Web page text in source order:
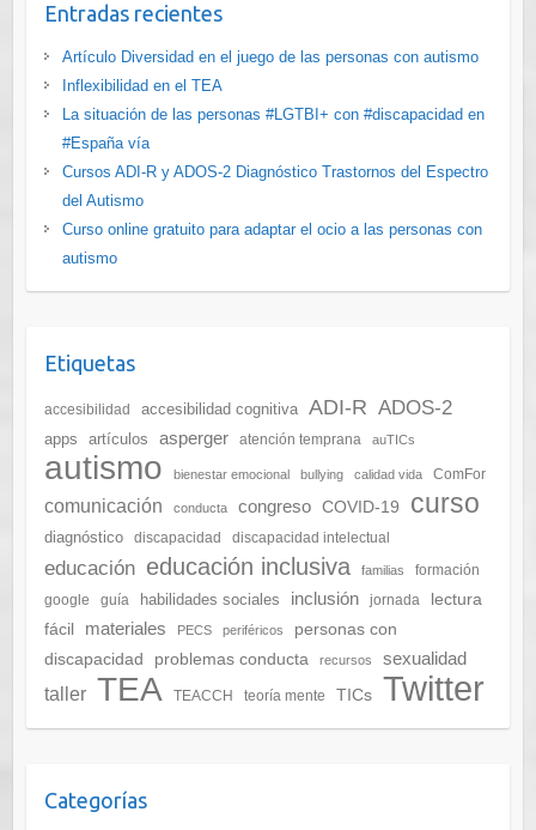
Entradas recientes
Artículo Diversidad en el juego de las personas con autismo
Inflexibilidad en el TEA
La situación de las personas #LGTBI+ con #discapacidad en
#España vía
Cursos ADI-R y ADOS-2 Diagnóstico Trastornos del Espectro
del Autismo
Curso online gratuito para adaptar el ocio a las personas con
autismo
Etiquetas
accesibilidad accesibilidad cognitiva ADI-R ADOS-2
apps artículos asperger atención temprana auTICs
autismo bienestar emocional bullying calidad vida ComFor
comunicación conducta congreso COVID-19 curso
diagnóstico discapacidad discapacidad intelectual
educación educación inclusiva familias
formación
google
guía habilidades sociales inclusión jornada
lectura
fácil
materiales PECS periféricos
personas con
discapacidad
problemas conducta recursos sexualidad
taller TEA TEACCH teoría mente TICs Twitter
Categorías